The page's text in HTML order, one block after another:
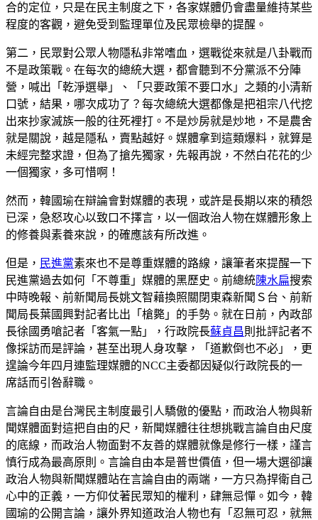
合的定位，只是在民主制度之下，各家媒體仍會盡量維持某些
程度的客觀，避免受到監理單位及民眾檢舉的提醒。
第二，民眾對公眾人物隱私非常嗜血，選戰從來就是八卦戰而
不是政策戰。在每次的總統大選，都會聽到不分黨派不分陣
營，喊出「乾淨選舉」、「只要政策不要口水」之類的小清新
口號，結果，哪次成功了？每次總統大選都像是把祖宗八代挖
出來抄家滅族一般的往死裡打。不是炒房就是炒地，不是農舍
就是關說，越是隱私，賣點越好。媒體拿到這類爆料，就算是
未經完整求證，但為了搶先獨家，先報再說，不然白花花的少
一個獨家，多可惜啊！
然而，韓國瑜在辯論會對媒體的表現，或許是長期以來的積怨
已深，急怒攻心以致口不擇言，以一個政治人物在媒體形象上
的修養與素養來說，的確應該有所改進。
但是， 民進黨素來也不是尊重媒體的路線，讓筆者來提醒一下
民進黨過去如何「不尊重」媒體的黑歷史。前總統陳水扁搜索
中時晚報、前新聞局長姚文智藉換照關閉東森新聞Ｓ台、前新
聞局長葉國興對記者比出「槍斃」的手勢。就在日前，內政部
長徐國勇嗆記者「客氣一點」，行政院長蘇貞昌則批評記者不
像採訪而是評論，甚至出現人身攻擊，「道歉倒也不必」，更
遑論今年四月連監理媒體的NCC主委都因疑似行政院長的一
席話而引咎辭職。
言論自由是台灣民主制度最引人驕傲的優點，而政治人物與新
聞媒體面對這把自由的尺，新聞媒體往往想挑戰言論自由尺度
的底線，而政治人物面對不友善的媒體就像是修行一樣，謹言
慎行成為最高原則。言論自由本是普世價值，但一場大選卻讓
政治人物與新聞媒體站在言論自由的兩端，一方只為捍衛自己
心中的正義，一方仰仗著民眾知的權利，肆無忌憚。如今，韓
國瑜的公開言論，讓外界知道政治人物也有「忍無可忍，就無